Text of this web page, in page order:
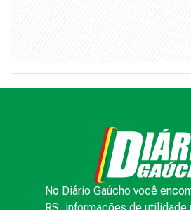
No Diário Gaúcho você